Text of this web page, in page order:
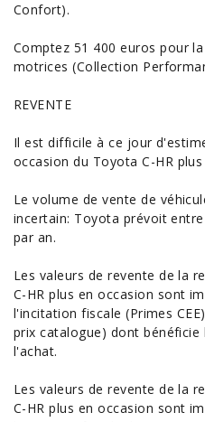
Confort).
Comptez 51 400 euros pour
motrices (Collection
REVENTE
Il est difficile à ce jour
occasion du Toyota C-HR
Le volume de vente de
incertain: Toyota prévoit
par an.
Les valeurs de revente de la
C-HR plus en occasion sont
l'incitation fiscale (Primes
prix catalogue) dont
l'achat.
Les valeurs de revente de la
C-HR plus en occasion sont